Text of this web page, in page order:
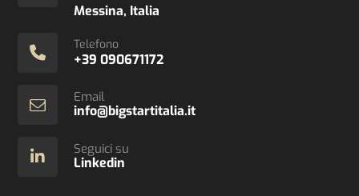
Messina, Italia
Telefono
+39 090671172
Email
info@bigstartitalia.it
Seguici su
Linkedin